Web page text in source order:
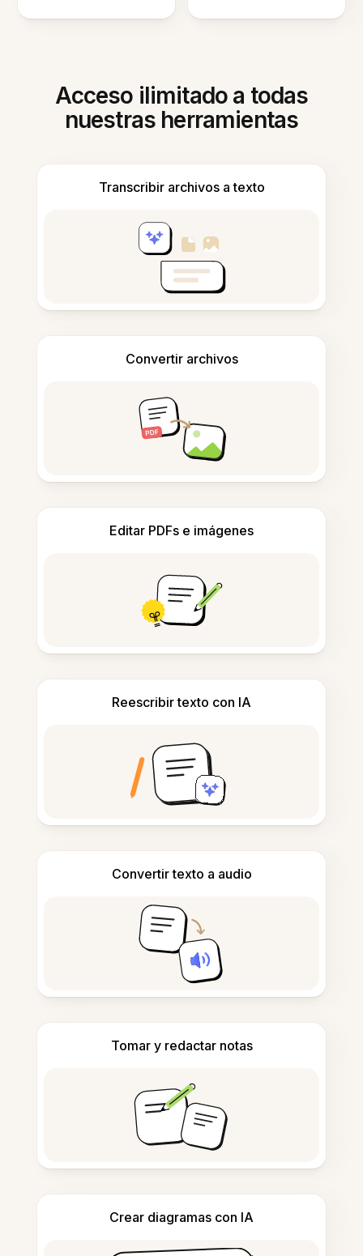
Acceso ilimitado a todas
nuestras herramientas
Transcribir archivos a texto
Convertir archivos
Editar PDFs e imágenes
Reescribir texto con IA
Convertir texto a audio
Tomar y redactar notas
Crear diagramas con IA